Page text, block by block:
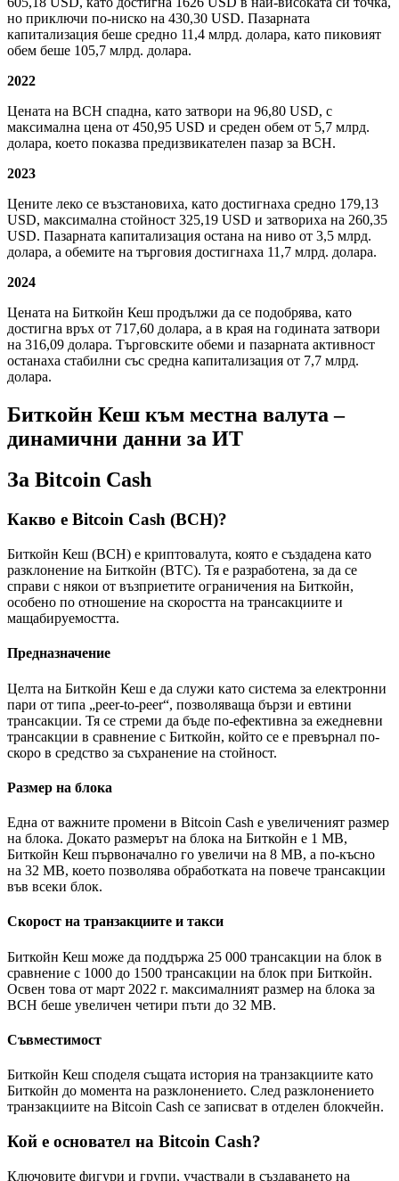
но приключи по-ниско на 430,30 USD. Пазарната
капитализация беше средно 11,4 млрд. долара, като пиковият
обем беше 105,7 млрд. долара.
2022
Цената на BCH спадна, като затвори на 96,80 USD, с
максимална цена от 450,95 USD и среден обем от 5,7 млрд.
долара, което показва предизвикателен пазар за BCH.
2023
Цените леко се възстановиха, като достигнаха средно 179,13
USD, максимална стойност 325,19 USD и затвориха на 260,35
USD. Пазарната капитализация остана на ниво от 3,5 млрд.
долара, а обемите на търговия достигнаха 11,7 млрд. долара.
2024
Цената на Биткойн Кеш продължи да се подобрява, като
достигна връх от 717,60 долара, а в края на годината затвори
на 316,09 долара. Търговските обеми и пазарната активност
останаха стабилни със средна капитализация от 7,7 млрд.
долара.
Биткойн Кеш към местна валута –
динамични данни за ИТ
За Bitcoin Cash
Какво е Bitcoin Cash (BCH)?
Биткойн Кеш (BCH) е криптовалута, която е създадена като
разклонение на Биткойн (BTC). Тя е разработена, за да се
справи с някои от възприетите ограничения на Биткойн,
особено по отношение на скоростта на трансакциите и
мащабируемостта.
Предназначение
Целта на Биткойн Кеш е да служи като система за електронни
пари от типа „peer-to-peer“, позволяваща бързи и евтини
трансакции. Тя се стреми да бъде по-ефективна за ежедневни
трансакции в сравнение с Биткойн, който се е превърнал по-
скоро в средство за съхранение на стойност.
Размер на блока
Една от важните промени в Bitcoin Cash е увеличеният размер
на блока. Докато размерът на блока на Биткойн е 1 MB,
Биткойн Кеш първоначално го увеличи на 8 MB, а по-късно
на 32 MB, което позволява обработката на повече трансакции
във всеки блок.
Скорост на транзакциите и такси
Биткойн Кеш може да поддържа 25 000 трансакции на блок в
сравнение с 1000 до 1500 трансакции на блок при Биткойн.
Освен това от март 2022 г. максималният размер на блока за
BCH беше увеличен четири пъти до 32 MB.
Съвместимост
Биткойн Кеш споделя същата история на транзакциите като
Биткойн до момента на разклонението. След разклонението
транзакциите на Bitcoin Cash се записват в отделен блокчейн.
Кой е основател на Bitcoin Cash?
Ключовите фигури и групи, участвали в създаването на